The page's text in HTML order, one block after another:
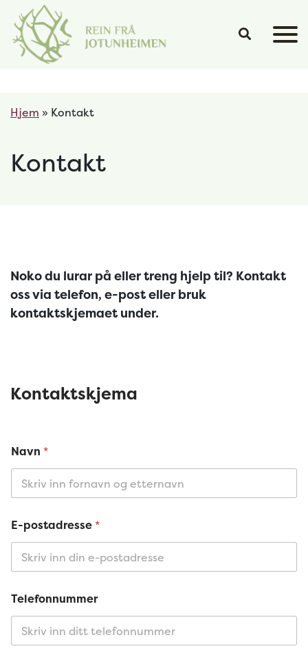
Hopp til hovedinnhold
Hjem » Kontakt
Kontakt
Noko du lurar på eller treng hjelp til? Kontakt
oss via telefon, e-post eller bruk
kontaktskjemaet under.
Kontaktskjema
j
e
d
j
e
l
N
v
Navn *
E-postadresse*
Telefonnummer